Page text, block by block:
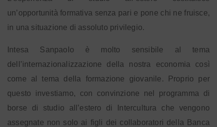
un’opportunità formativa senza pari e pone chi ne fruisce,
in una situazione di assoluto privilegio.
Intesa Sanpaolo è molto sensibile al tema
dell’internazionalizzazione della nostra economia così
come al tema della formazione giovanile. Proprio per
questo investiamo, con convinzione nel programma di
borse di studio all’estero di Intercultura che vengono
assegnate non solo ai figli dei collaboratori della Banca